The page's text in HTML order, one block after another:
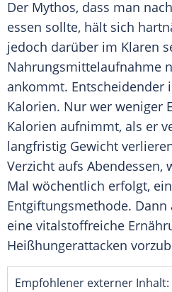
Der Mythos, dass man
essen sollte, hält sich
jedoch darüber im Klaren
Nahrungsmittelaufnahme
ankommt. Entscheidender
Kalorien. Nur wer weniger
Kalorien aufnimmt, als er
langfristig Gewicht
Verzicht aufs Abendessen,
Mal wöchentlich erfolgt,
Entgiftungsmethode.
eine vitalstoffreiche
Heißhungerattacken
Empfohlener externer Inhalt: